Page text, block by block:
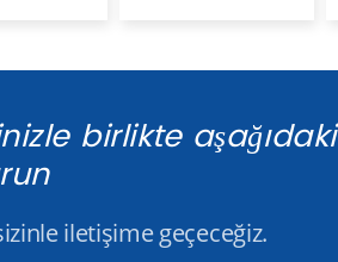
birlikte aşağıdaki
iletişime geçeceğiz.